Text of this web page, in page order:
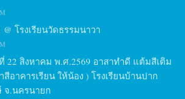
@ โรงเรียนวัดธรรมนาวา
22 สิงหาคม พ.ศ.2569 อาสาทำดี แต้มสีเติม
อาคารเรียน ให้น้อง ) โรงเรียนบ้านปาก
จ.นครนายก